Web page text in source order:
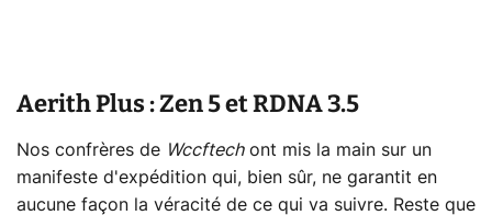
Aerith Plus : Zen 5 et RDNA 3.5
Nos confrères de Wccftechont mis la main sur un
manifeste d'expédition qui, bien sûr, ne garantit en
aucune façon la véracité de ce qui va suivre. Reste que